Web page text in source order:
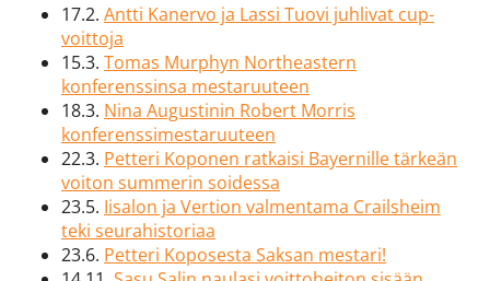
17.2. Antti Kanervo ja Lassi Tuovi juhlivat cup-
voittoja
15.3. Tomas Murphyn Northeastern
konferenssinsa mestaruuteen
18.3. Nina Augustinin Robert Morris
konferenssimestaruuteen
22.3. Petteri Koponen ratkaisi Bayernille tärkeän
voiton summerin soidessa
23.5. Iisalon ja Vertion valmentama Crailsheim
teki seurahistoriaa
23.6. Petteri Koposesta Saksan mestari!